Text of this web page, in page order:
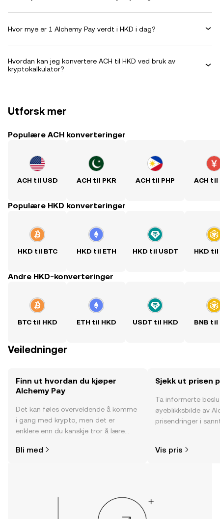
Hvor mye er 1 Alchemy Pay verdt i HKD i dag?
Hvordan kan jeg konvertere ACH til HKD ved bruk av
kryptokalkulator?
Utforsk mer
Populære ACH konverteringer
ACH til USD ACH til PKR ACH til PHP ACH til
Populære HKD konverteringer
HKD til BTC HKD til ETH HKD til USDT HKD til
Andre HKD-konverteringer
BTC til HKD ETH til HKD USDT til HKD BNB til
Veiledninger
Finn ut hvordan du kjøper
Alchemy Pay
Det kan føles overveldende å komme
i gang med krypto, men det er
enklere enn du kanskje tror å lære
Kom i gang med reisen din på OKX-
Bli med
Sjekk ut prisen
Ta informerte
øyeblikksbilde av
prisendringer i
Vis pris